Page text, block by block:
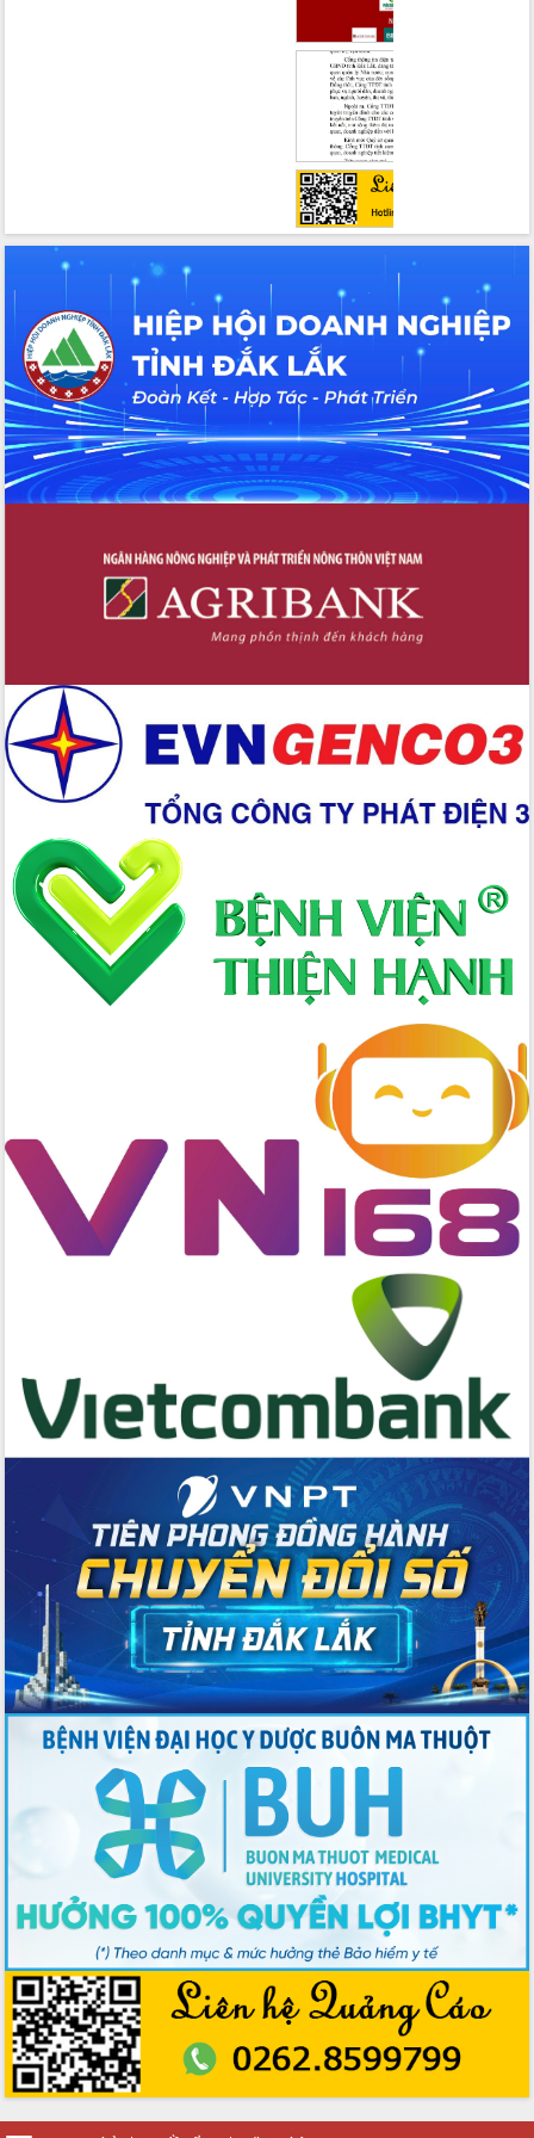
Rvê
Phó Thủ tướng Chính phủ Mai Văn
Chính chia sẻ, động viên người dân
chịu ảnh hưởng nặng từ bão số 13
Chủ tịch UBND tỉnh kiểm tra công tác
phòng, chống bão số 13 tại các địa
bàn xung yếu
Tập trung đẩy nhanh giải ngân nguồn
vốn các chương trình mục tiêu quốc
gia
Xã Ea H'leo giữ vững và nâng cao chất
Công bố quyết định của Ban Thường
vụ Tỉnh ủy về công tác cán bộ
Nâng cao trách nhiệm người đứng
đầu, phát huy tinh thần chủ động,
vốn đầu tư công năm 2025
Sở Công Thương đột phá số hóa 100%
thủ tục trực tuyến lấy sự hài lòng của
doanh nghiệp làm thước đo phục vụ
Đảm bảo công tác bầu cử triển khai
đúng tiến độ, quy trình theo luật định
Ban Tuyên giáo và Dân vận Trung ương
tập huấn công tác khoa giáo năm 2025
Đắk Lắk hưởng ứng Ngày Pháp luật
Việt Nam 2025 và biểu dương 25 tập
thể, cá nhân tiêu biểu
Hội nghị lần thứ nhất Ban Chỉ đạo
công tác bầu cử tỉnh Đắk Lắk
Bí thư Tỉnh ủy Lương Nguyễn Minh
Triết kiểm tra việc thực hiện chống
khai thác IUU
Hội thảo chuyên đề “Hành trình xuất
khẩu nông sản Việt Nam qua thương
mại điện tử cùng Amazon”
Lắk nhiệm kỳ 2025 – 2030
Tập trung triển khai các giải pháp sản
xuất nông nghiệp bền vững, phát thải
Tọa đàm kỷ niệm 95 năm Ngày thành
lập Hội Liên hiệp Phụ nữ Việt Nam
Đắk Lắk tổ chức Ngày hội Chuyển đổi
số với chủ đề: “Công nghệ số - kiến
tạo tương lai”
Tập trung phát triển khoa học công
nghệ, đổi mới sáng tạo và chuyển đổi
số lĩnh vực nông nghiệp và môi trường
“Hồ sơ phi địa giới – Bước tiến mới
trong cải cách hành chính”
Văn kiểm tra công tác chống khai thác
IUU và nuôi trồng thủy sản
Tăng cường các giải pháp nhằm phát
triển hiệu quả khoa học, công nghệ,
đổi mới sáng tạo và chuyển đổi số
Tỉnh Đắk Lắk hiện đại hóa y tế từ bệnh
Tập huấn công tác đối ngoại và tuyên
truyền quản lý biên giới, biển đảo
Nhiều cách làm hay trong chuyển đổi
số vì người dân
Quyết tâm phấn đấu hoàn thành thắng
lợi các mục tiêu, nhiệm vụ Nghị quyết
Đại hội đại biểu Đảng bộ tỉnh Đắk Lắk